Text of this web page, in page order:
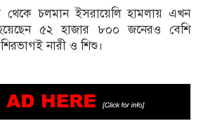
থেকে চলমান ইসরায়েলি হামলায় এখন
৫২ হাজার ৮০০ জনেরও বেশি
নারী ও শিশু।